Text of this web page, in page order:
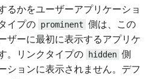
るかをユーザーアプリケーショ
イプの prominent 側は、この
ザーに最初に表示するアプリケ
。リンクタイプの
hidden 側
ションに表示されません。デフ